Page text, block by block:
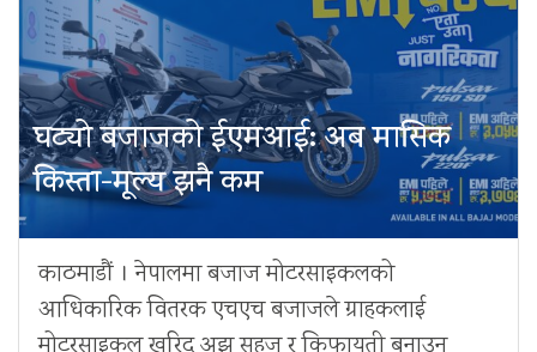
घट्यो बजाजको ईएमआई: अब मासिक
किस्ता-मूल्य झनै कम
काठमाडौं । नेपालमा बजाज मोटरसाइकलको
आधिकारिक वितरक एचएच बजाजले ग्राहकलाई